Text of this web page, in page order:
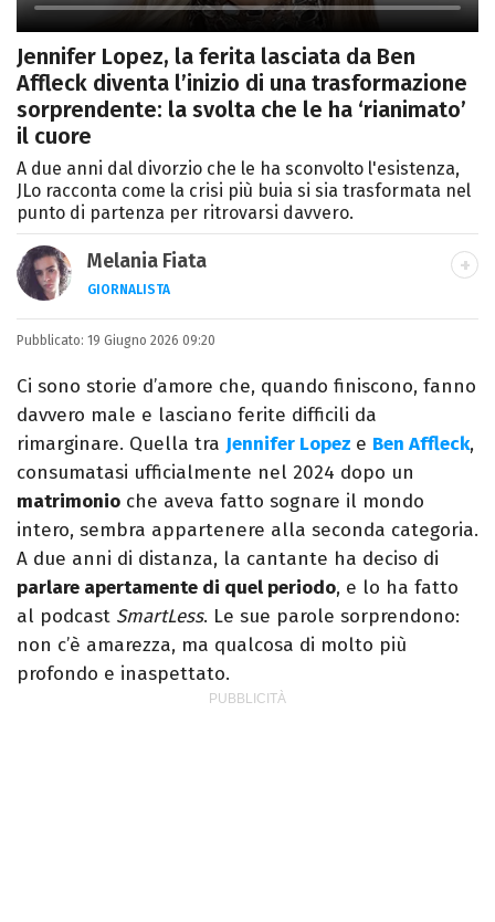
Jennifer Lopez, la ferita lasciata da Ben
Affleck diventa l’inizio di una trasformazione
sorprendente: la svolta che le ha ‘rianimato’
il cuore
A due anni dal divorzio che le ha sconvolto l'esistenza,
JLo racconta come la crisi più buia si sia trasformata nel
punto di partenza per ritrovarsi davvero.
Melania Fiata
GIORNALISTA
Laureata in Lettere, divoratrice di libri e
serie. Scrivo di spettacoli, film e TV.
Pubblicato: 19 Giugno 2026 09:20
Ci sono storie d’amore che, quando finiscono, fanno
davvero male e lasciano ferite difficili da
rimarginare. Quella tra Jennifer Lopez e Ben Affleck,
consumatasi ufficialmente nel 2024 dopo un
matrimonio che aveva fatto sognare il mondo
intero, sembra appartenere alla seconda categoria.
A due anni di distanza, la cantante ha deciso di
parlare apertamente di quel periodo, e lo ha fatto
al podcast SmartLess. Le sue parole sorprendono:
non c’è amarezza, ma qualcosa di molto più
profondo e inaspettato.